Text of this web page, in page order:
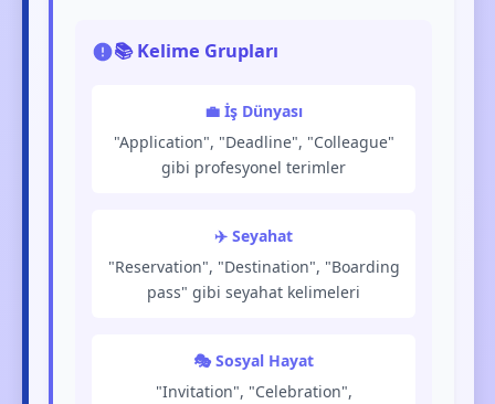
📚 Kelime Grupları
💼 İş Dünyası
"Application", "Deadline", "Colleague"
gibi profesyonel terimler
✈️ Seyahat
"Reservation", "Destination", "Boarding
pass" gibi seyahat kelimeleri
🎭 Sosyal Hayat
"Invitation", "Celebration",